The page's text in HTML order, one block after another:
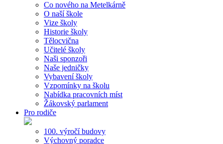
Co nového na Metelkárně
O naší škole
Vize školy
Historie školy
Tělocvična
Učitelé školy
Naši sponzoři
Naše jedničky
Vybavení školy
Vzpomínky na školu
Nabídka pracovních míst
Žákovský parlament
Pro rodiče
100. výročí budovy
Výchovný poradce